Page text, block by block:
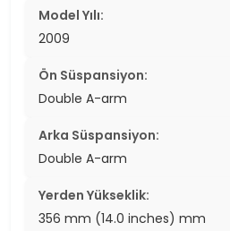
Model Yılı:
2009
Ön Süspansiyon:
Double A-arm
Arka Süspansiyon:
Double A-arm
Yerden Yükseklik:
356 mm (14.0 inches) mm